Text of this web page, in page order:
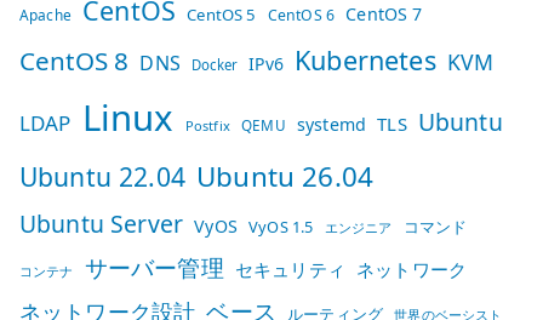
Apache CentOS CentOS 5 CentOS 6 CentOS 7
CentOS 8 DNS Docker IPv6 Kubernetes KVM
LDAP Linux Postfix QEMU systemd TLS Ubuntu
Ubuntu 22.04 Ubuntu 26.04
Ubuntu Server VyOS VyOS 1.5 エンジニア コマンド
コンテナ サーバー管理 セキュリティ ネットワーク
ネットワーク設計 ベース ルーティング 世界のベーシスト